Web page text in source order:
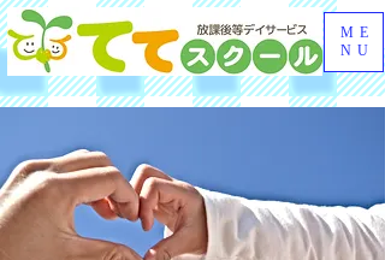
ME
NU